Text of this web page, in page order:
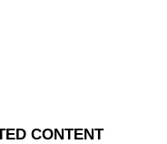
ಹೆಣಗಳು ಬಿಜೆಪಿಗೆ